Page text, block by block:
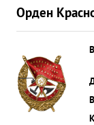
Орден